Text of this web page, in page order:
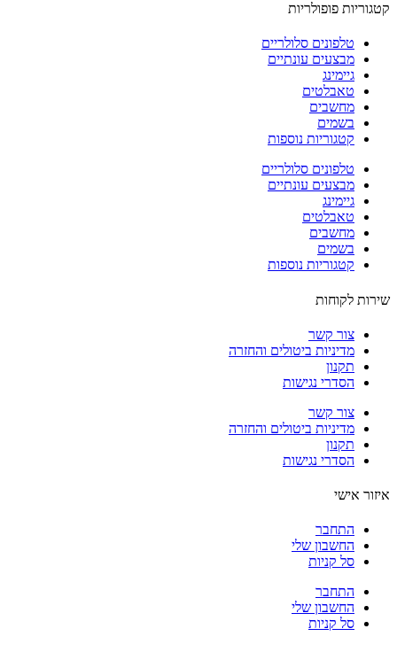
פופולריות
טלפונים סלולריים
מבצעים עונתיים
גיימינג
טאבלטים
מחשבים
בשמים
קטגוריות נוספות
טלפונים סלולריים
מבצעים עונתיים
גיימינג
טאבלטים
מחשבים
בשמים
קטגוריות נוספות
לקוחות
צור קשר
מדיניות ביטולים והחזרה
תקנון
הסדרי נגישות
צור קשר
מדיניות ביטולים והחזרה
תקנון
הסדרי נגישות
אישי
התחבר
החשבון שלי
סל קניות
התחבר
החשבון שלי
סל קניות